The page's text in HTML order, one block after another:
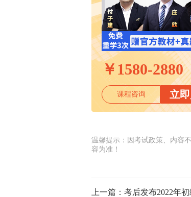
￥ 1580-2880
课程咨询 立
温馨提示：因考试政策、内容
容为准！
上一篇： 考后发布2022年